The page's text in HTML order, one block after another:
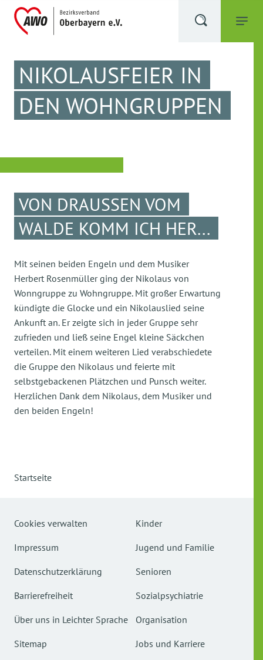
NIKOLAUSFEIER IN
DEN WOHNGRUPPEN
VON DRAUSSEN VOM W
ALDE KOMM ICH HER...
Mit seinen beiden Engeln und dem Musiker
Herbert Rosenmüller ging der Nikolaus von
Wonngruppe zu Wohngruppe. Mit großer Erwartung
kündigte die Glocke und ein Nikolauslied seine
Ankunft an. Er zeigte sich in jeder Gruppe sehr
zufrieden und ließ seine Engel kleine Säckchen
verteilen. Mit einem weiteren Lied verabschiedete
die Gruppe den Nikolaus und feierte mit
selbstgebackenen Plätzchen und Punsch weiter.
Herzlichen Dank dem Nikolaus, dem Musiker und
den beiden Engeln!
Startseite
Cookies verwalten
Impressum
Datenschutzerklärung
Barrierefreiheit
Über uns in Leichter Sprache
Sitemap
Kinder
Jugend und Familie
Senioren
Sozialpsychiatrie
Organisation
Jobs und Karriere